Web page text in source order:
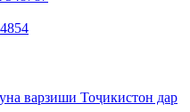
варзиши Тоҷикистон дар